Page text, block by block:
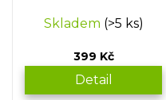
Skladem (>5 ks)
399 Kč
Detail